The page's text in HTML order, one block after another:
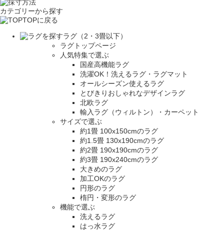
カテゴリーから探す
TOPに戻る
ラグ（2・3畳以下）
ラグトップページ
人気特集で選ぶ
国産高機能ラグ
洗濯OK！洗えるラグ・ラグマット
オールシーズン使えるラグ
とびきりおしゃれなデザインラグ
北欧ラグ
輸入ラグ（ウィルトン）・カーペット
サイズで選ぶ
約1畳 100x150cmのラグ
約1.5畳 130x190cmのラグ
約2畳 190x190cmのラグ
約3畳 190x240cmのラグ
大きめのラグ
加工OKのラグ
円形のラグ
楕円・変形のラグ
機能で選ぶ
洗えるラグ
はっ水ラグ